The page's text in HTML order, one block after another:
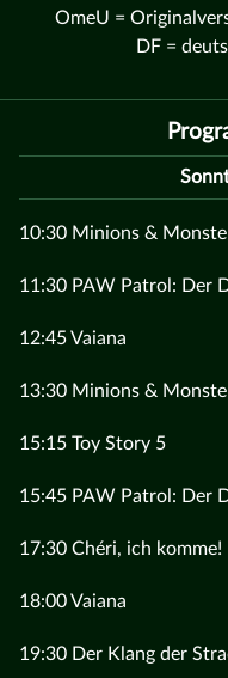
OmeU =
DF =
10:30 Minions &
11:30 PAW Patrol: Der
12:45 Vaiana
13:30 Minions &
15:15 Toy Story 5
15:45 PAW Patrol: Der
17:30 Chéri, ich
18:00 Vaiana
19:30 Der Klang der